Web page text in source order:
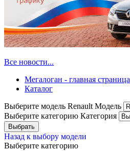
Все новости...
Мегалоган - главная страница
Каталог
Выберите модель Renault Модель
Выберите категорию Категория
Назад к выбору модели
Выберите категорию